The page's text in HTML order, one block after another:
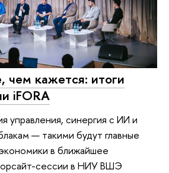
чем кажется: итоги
iFORA
управления, синергия с ИИ и
— такими будут главные
в ближайшее
сессии в НИУ ВШЭ